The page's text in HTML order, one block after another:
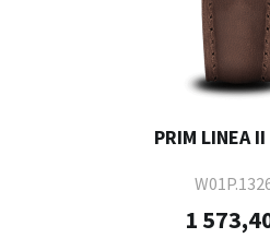
PRIM LINEA
1